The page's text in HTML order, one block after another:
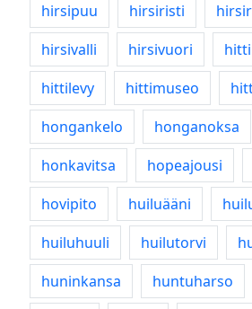
hirsipuu
hirsiristi
hirsivalli
hirsivuori
hittilevy
hittimuseo
hongankelo
honganoksa
honkavitsa
hopeajousi
hovipito
huiluääni
huiluhuuli
huilutorvi
huninkansa
huntuharso